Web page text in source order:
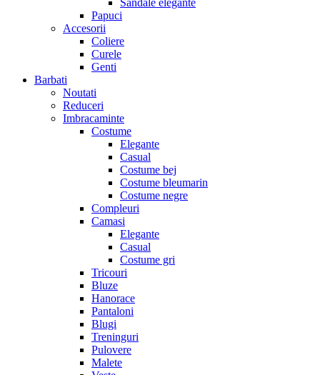
Sandale elegante
Papuci
Accesorii
Coliere
Curele
Genti
Barbati
Noutati
Reduceri
Imbracaminte
Costume
Elegante
Casual
Costume bej
Costume bleumarin
Costume negre
Compleuri
Camasi
Elegante
Casual
Costume gri
Tricouri
Bluze
Hanorace
Pantaloni
Blugi
Treninguri
Pulovere
Malete